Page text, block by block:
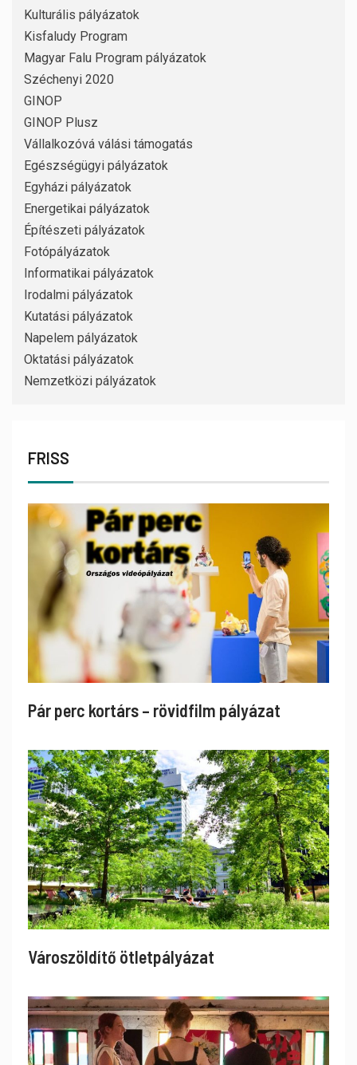
Kulturális pályázatok
Kisfaludy Program
Magyar Falu Program pályázatok
Széchenyi 2020
GINOP
GINOP Plusz
Vállalkozóvá válási támogatás
Egészségügyi pályázatok
Egyházi pályázatok
Energetikai pályázatok
Építészeti pályázatok
Fotópályázatok
Informatikai pályázatok
Irodalmi pályázatok
Kutatási pályázatok
Napelem pályázatok
Oktatási pályázatok
Nemzetközi pályázatok
FRISS
Pár perc kortárs – rövidfilm pályázat
Városzöldítő ötletpályázat